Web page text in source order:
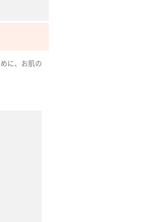
に、お肌の